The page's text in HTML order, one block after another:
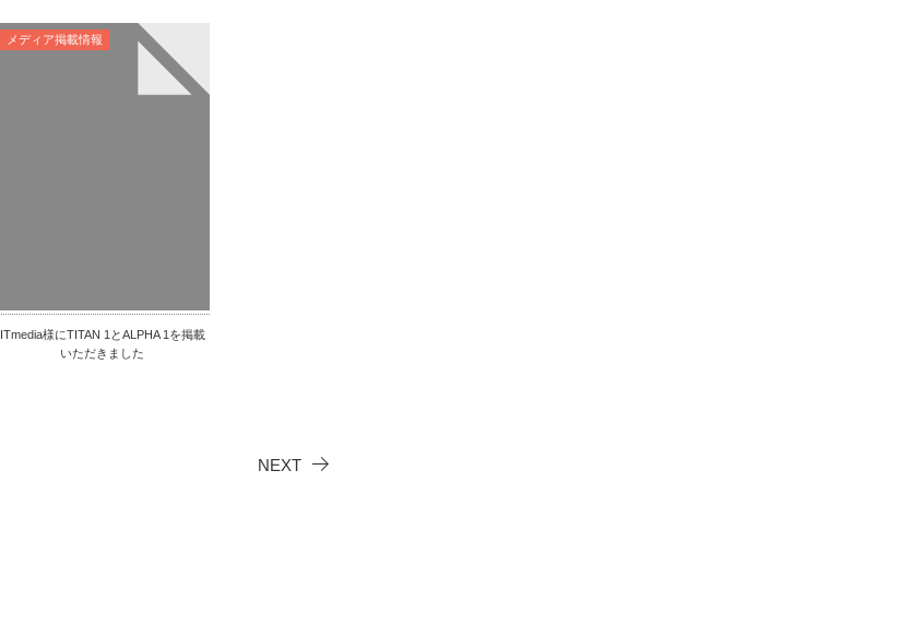
ITmedia様にTITAN 1とALPHA 1を掲載
いただきました
メディア掲載情報
NEXT